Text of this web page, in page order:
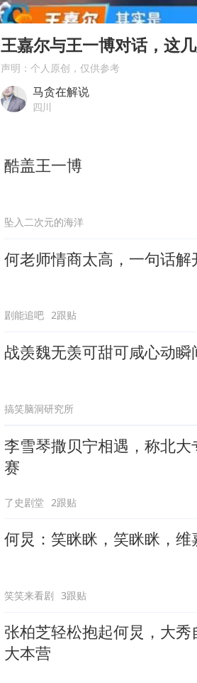
“新疆阿勒泰八
福建泉州市委
Play
00:00
王嘉尔与王一博对话，这
声明：个人原创，仅供参考
马贪在解说
四川
酷盖王一博
坠入二次元的海洋
何老师情商太高，一句话解
剧能追吧 2跟贴
战羡魏无羡可甜可咸心动瞬
搞笑脑洞研究所
李雪琴撒贝宁相遇，称北
赛
了史剧堂 2跟贴
何炅：笑眯眯，笑眯眯，
笑笑来看剧 3跟贴
张柏芝轻松抱起何炅，大
大本营